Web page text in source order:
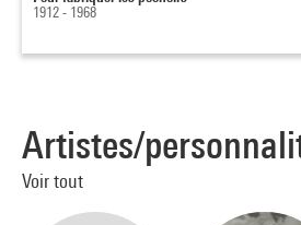
1912 - 1968
Artistes/
Voir tout